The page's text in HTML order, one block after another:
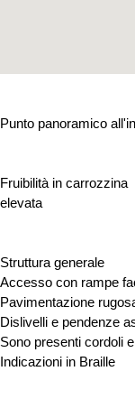
Punto panoramico
Fruibilità in carrozzina
elevata
Struttura generale
Accesso con rampe
Pavimentazione
Dislivelli e pendenze
Sono presenti cordoli
Indicazioni in Braille